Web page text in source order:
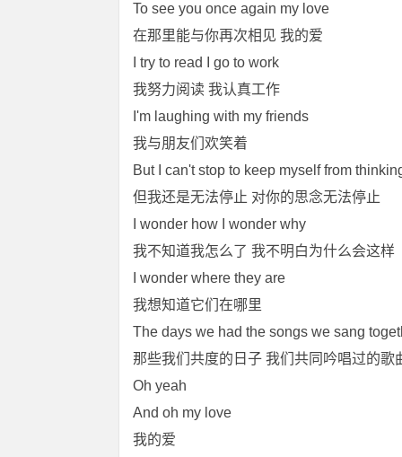
To see you once again my love
在那里能与你再次相见 我的爱
I try to read I go to work
我努力阅读 我认真工作
I'm laughing with my friends
我与朋友们欢笑着
But I can't stop to keep myself from
但我还是无法停止 对你的思念无法停止
I wonder how I wonder why
我不知道我怎么了 我不明白为什么会这样
I wonder where they are
我想知道它们在哪里
The days we had the songs we sang
那些我们共度的日子 我们共同吟唱过的歌
Oh yeah
And oh my love
我的爱